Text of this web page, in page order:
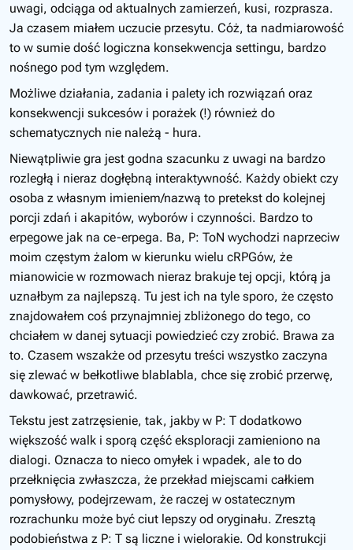
uwagi, odciąga od aktualnych zamierzeń, kusi, rozprasza.
Ja czasem miałem uczucie przesytu. Cóż, ta nadmiarowość
to w sumie dość logiczna konsekwencja settingu, bardzo
nośnego pod tym względem.
Możliwe działania, zadania i palety ich rozwiązań oraz
konsekwencji sukcesów i porażek (!) również do
schematycznych nie należą - hura.
Niewątpliwie gra jest godna szacunku z uwagi na bardzo
rozległą i nieraz dogłębną interaktywność. Każdy obiekt czy
osoba z własnym imieniem/nazwą to pretekst do kolejnej
porcji zdań i akapitów, wyborów i czynności. Bardzo to
erpegowe jak na ce-erpega. Ba, P: ToN wychodzi naprzeciw
moim częstym żalom w kierunku wielu cRPGów, że
mianowicie w rozmowach nieraz brakuje tej opcji, którą ja
uznałbym za najlepszą. Tu jest ich na tyle sporo, że często
znajdowałem coś przynajmniej zbliżonego do tego, co
chciałem w danej sytuacji powiedzieć czy zrobić. Brawa za
to. Czasem wszakże od przesytu treści wszystko zaczyna
się zlewać w bełkotliwe blablabla, chce się zrobić przerwę,
dawkować, przetrawić.
Tekstu jest zatrzęsienie, tak, jakby w P: T dodatkowo
większość walk i sporą część eksploracji zamieniono na
dialogi. Oznacza to nieco omyłek i wpadek, ale to do
przełknięcia zwłaszcza, że przekład miejscami całkiem
pomysłowy, podejrzewam, że raczej w ostatecznym
rozrachunku może być ciut lepszy od oryginału. Zresztą
podobieństwa z P: T są liczne i wielorakie. Od konstrukcji